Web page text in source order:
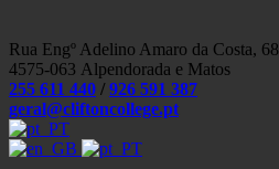
Rua Engº Adelino Amaro da Costa, 68
4575-063 Alpendorada e Matos
255 611 440 / 926 591 387
geral@cliftoncollege.pt